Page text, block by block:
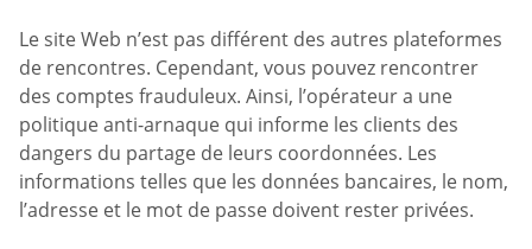
Le site Web n’est pas différent des autres plateformes
de rencontres. Cependant, vous pouvez rencontrer
des comptes frauduleux. Ainsi, l’opérateur a une
politique anti-arnaque qui informe les clients des
dangers du partage de leurs coordonnées. Les
informations telles que les données bancaires, le nom,
l’adresse et le mot de passe doivent rester privées.